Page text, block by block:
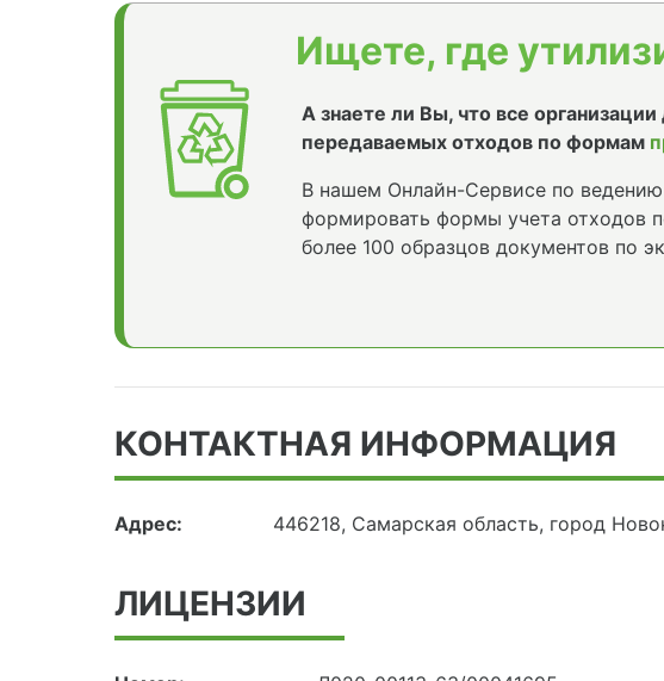
Ищете, где
А знаете ли Вы, что все
передаваемых отходов по формам
В нашем Онлайн-Сервисе по
формировать формы учета отходов
более 100 образцов документов по
КОНТАКТНАЯ ИНФОРМАЦИЯ
Адрес: 446218, Самарская область, город
ЛИЦЕНЗИИ